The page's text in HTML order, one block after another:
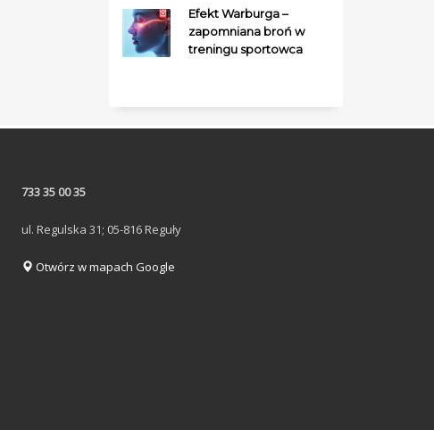
Efekt Warburga –
zapomniana broń w
treningu sportowca
733 35 00 35
ul. Regulska 31; 05-816 Reguły
Otwórz w mapach Google